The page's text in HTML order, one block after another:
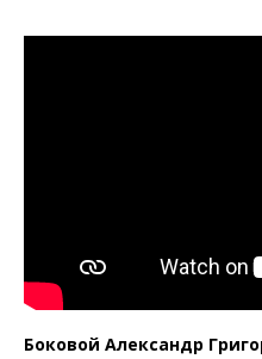
Боковой Александр